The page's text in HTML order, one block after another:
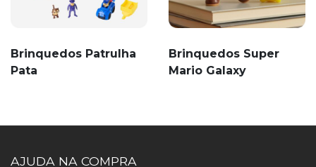
Brinquedos Patrulha
Pata
Brinquedos Super
Mario Galaxy
AJUDA NA COMPRA